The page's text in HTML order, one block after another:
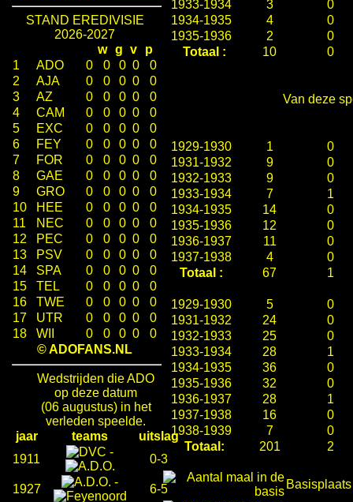
STAND EREDIVISIE
2026-2027
w g v
p
1
ADO 0 0 0 0
0
2
AJA 0 0 0 0
0
3
AZ 0 0 0 0
0
4
CAM 0 0 0 0
0
5
EXC 0 0 0 0
0
6
FEY 0 0 0 0
0
7
FOR 0 0 0 0
0
8
GAE 0 0 0 0
0
9
GRO 0 0 0 0
0
10
HEE 0 0 0 0
0
11
NEC 0 0 0 0
0
12
PEC 0 0 0 0
0
13
PSV 0 0 0 0
0
14
SPA 0 0 0 0
0
15
TEL 0 0 0 0
0
16
TWE 0 0 0 0
0
17
UTR 0 0 0 0
0
18
WII 0 0 0 0
0
© ADOFANS.NL
Wedstrijden die ADO
op deze datum
(06 augustus) in het
verleden speelde.
jaar
teams
uitslag
1911
-
0-3
1927
-
6-5
1933-1934
3
0
1934-1935
4
0
1935-1936
2
0
Totaal :
10 0
Van deze
1929-1930 1
0
1931-1932
9
0
1932-1933
9
0
1933-1934
7
1
1934-1935
14
0
1935-1936
12
0
1936-1937
11
0
1937-1938
4
0
Totaal :
67 1
1929-1930 5
0
1931-1932
24
0
1932-1933
25
0
1933-1934
28
1
1934-1935
36
0
1935-1936
32
0
1936-1937
28
1
1937-1938
16
0
1938-1939
7
0
Totaal:
201 2
Basisplaats